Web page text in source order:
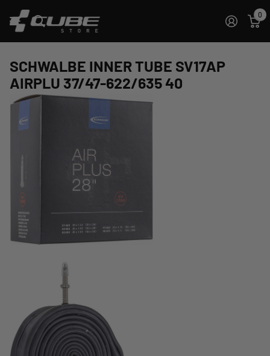
0
SCHWALBE INNER TUBE SV17AP
AIRPLU 37/47-622/635 40